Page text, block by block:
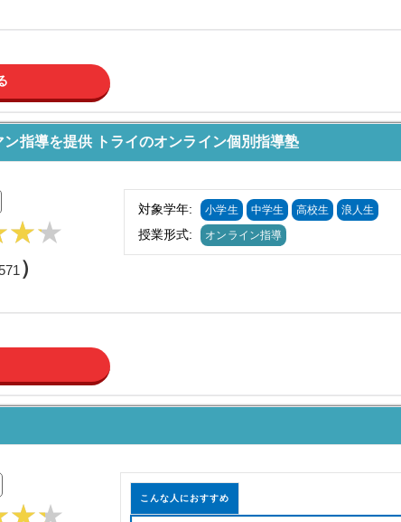
指導を提供 トライのオンライン個別指導塾
）
対象学年: 小学生 中学生 高校生 浪人生
授業形式: オンライン指導
こんな人におすすめ